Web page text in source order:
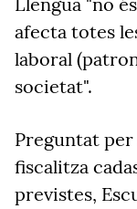
afecta totes
laboral
societat".
Preguntat per
fiscalitza
previstes,